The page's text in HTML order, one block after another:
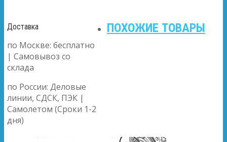
Доставка
по Москве: бесплатно
| Самовывоз со
склада
по России: Деловые
линии, СДСК, ПЭК |
Самолетом (Сроки 1-2
дня)
ПОХОЖИЕ ТОВАРЫ